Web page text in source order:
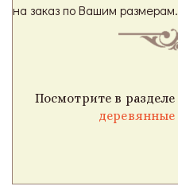
на заказ по Вашим размерам.
Посмотрите в разделе
деревянные